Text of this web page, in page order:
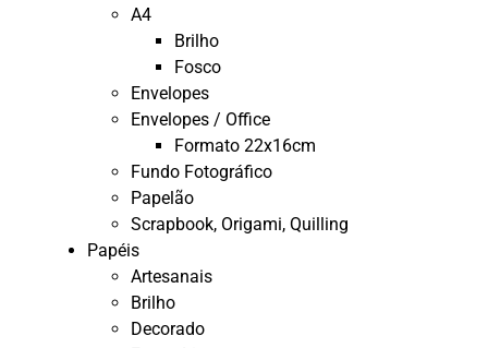
A4
Brilho
Fosco
Envelopes
Envelopes / Office
Formato 22x16cm
Fundo Fotográfico
Papelão
Scrapbook, Origami, Quilling
Papéis
Artesanais
Brilho
Decorado